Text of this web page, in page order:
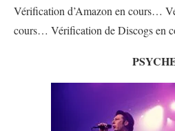
Vérification d’Amazon en cours…
cours… Vérification de Discogs en